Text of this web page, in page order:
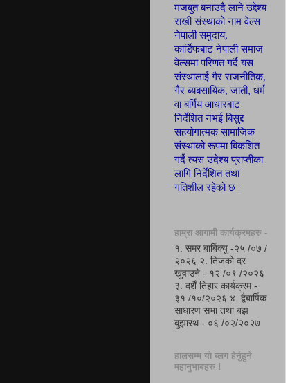
मजबुत बनाउदै लाने उद्देश्य
राखी संस्थाको नाम वेल्स
नेपाली समुदाय,
कार्डिफबाट नेपाली समाज
वेल्समा परिणतगर्दै यस
संस्थालाई गैर राजनीतिक,
गैर ब्यबसायिक, जाती, धर्म
वा बर्गिय आधारबाट
निर्देशित नभई बिसुद्द
सहयोगात्मक सामाजिक
संस्थाको रूपमाबिकशित
गर्दै त्यस उदेश्यप्राप्तीका
लागि निर्देशित तथा
गतिशील रहेको छ |
हाम्रा आगामी कार्यक्रमहरु -
१. समर बार्बिक्यु -२५ /०७ /
२०२६ २. तिजको दर
खुवाउने - १२ /०९ /२०२६
३. दशैँ तिहार कार्यक्रम -
३१ /१०/२०२६ ४. द्वैबार्षिक
साधारण सभा तथा बझ
बुझारथ - ०६ /०२/२०२७
हालसम्म यो ब्लग हेर्नुहुने
महानुभाबहरु !